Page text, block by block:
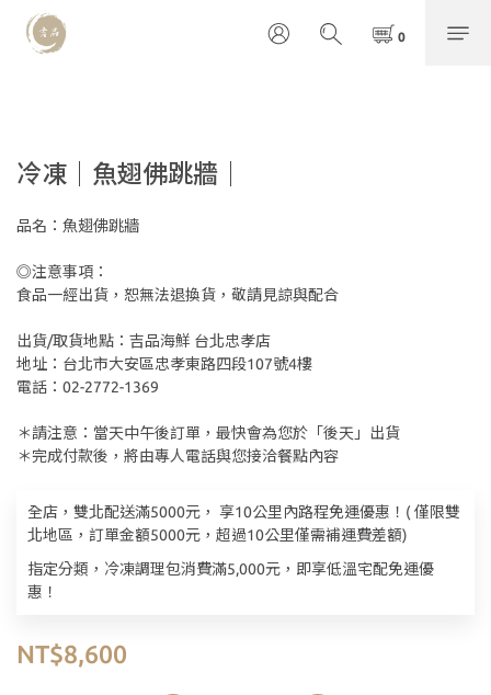
冷凍｜魚翅佛跳牆｜
品名：魚翅佛跳牆
◎注意事項：
食品一經出貨，恕無法退換貨，敬請見諒與配合
出貨/取貨地點：吉品海鮮 台北忠孝店
地址：台北市大安區忠孝東路四段107號4樓
電話：02-2772-1369
＊請注意：當天中午後訂單，最快會為您於「後天」出貨
＊完成付款後，將由專人電話與您接洽餐點內容
全店，雙北配送滿5000元， 享10公里內路程免運優惠！( 僅限雙
北地區，訂單金額5000元，超過10公里僅需補運費差額)
指定分類，冷凍調理包消費滿5,000元，即享低溫宅配免運優
惠！
NT$8,600